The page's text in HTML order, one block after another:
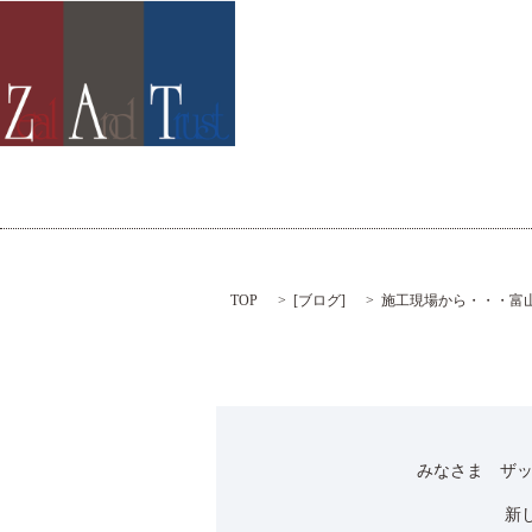
TOP [ブログ] 施工現場から・・・富
みなさま ザッ
新